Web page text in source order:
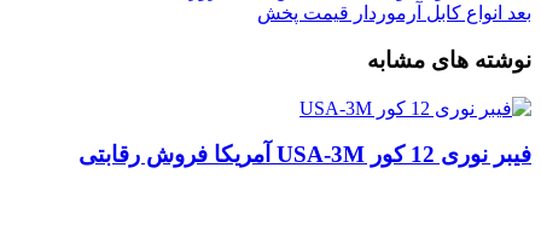
بعد انواع کابل آرموردار قیمت پخش
نوشته های مشابه
فیبر نوری 12 کور USA-3M آمریکا فروش رقابتی